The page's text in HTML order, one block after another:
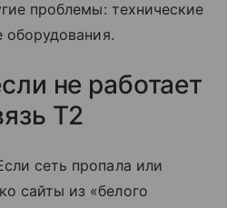
проблемы: технические
не работает
T2
сеть пропала или
сайты из «белого